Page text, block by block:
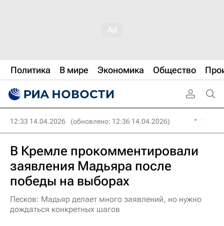
Политика В мире Экономика Общество
12:33 14.04.2026 (обновлено: 12:36 14.04.2026)
В Кремле прокомментировали
заявления Мадьяра после
победы на выборах
Песков: Мадьяр делает много заявлений, но нужно
дождаться конкретных шагов